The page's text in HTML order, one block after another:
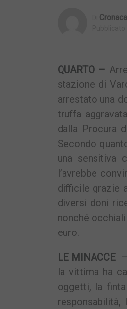
QUARTO –
stazione di
arrestato una
truffa
dalla Procura
Secondo
una sensitiva
l’avrebbe
difficile grazie
diversi doni
nonché
euro.
LE MINACCE
la vittima ha
oggetti, la